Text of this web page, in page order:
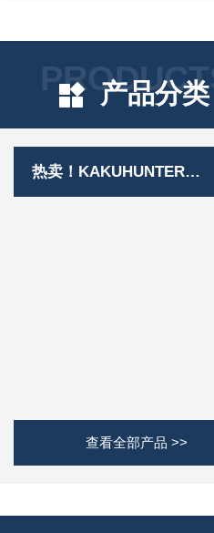
PRODUCTS
产品分类
热卖！KAKUHUNTER写真化学
查看全部产品 >>